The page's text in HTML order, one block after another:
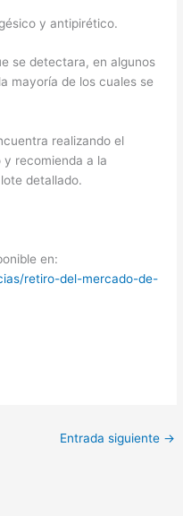
y antipirético.
se detectara, en algunos
mayoría de los cuales se
realizando el
recomienda a la
detallado.
en:
retiro-del-mercado-de-
Entrada siguiente →